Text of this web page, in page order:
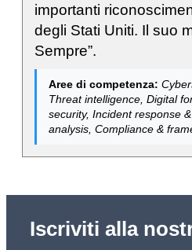
importanti
degli Stati Uniti. Il suo
Sempre”.
Aree di competenza:
Threat intelligence, Digital
security, Incident response
analysis, Compliance &
Iscriviti alla